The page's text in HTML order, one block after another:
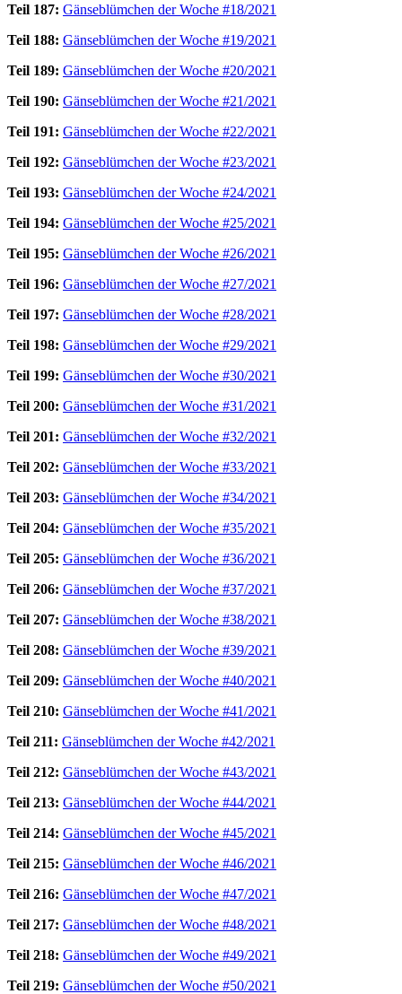
Teil 187: Gänseblümchen der Woche #18/2021
Teil 188: Gänseblümchen der Woche #19/2021
Teil 189: Gänseblümchen der Woche #20/2021
Teil 190: Gänseblümchen der Woche #21/2021
Teil 191: Gänseblümchen der Woche #22/2021
Teil 192: Gänseblümchen der Woche #23/2021
Teil 193: Gänseblümchen der Woche #24/2021
Teil 194: Gänseblümchen der Woche #25/2021
Teil 195: Gänseblümchen der Woche #26/2021
Teil 196: Gänseblümchen der Woche #27/2021
Teil 197: Gänseblümchen der Woche #28/2021
Teil 198: Gänseblümchen der Woche #29/2021
Teil 199: Gänseblümchen der Woche #30/2021
Teil 200: Gänseblümchen der Woche #31/2021
Teil 201: Gänseblümchen der Woche #32/2021
Teil 202: Gänseblümchen der Woche #33/2021
Teil 203: Gänseblümchen der Woche #34/2021
Teil 204: Gänseblümchen der Woche #35/2021
Teil 205: Gänseblümchen der Woche #36/2021
Teil 206: Gänseblümchen der Woche #37/2021
Teil 207: Gänseblümchen der Woche #38/2021
Teil 208: Gänseblümchen der Woche #39/2021
Teil 209: Gänseblümchen der Woche #40/2021
Teil 210: Gänseblümchen der Woche #41/2021
Teil 211: Gänseblümchen der Woche #42/2021
Teil 212: Gänseblümchen der Woche #43/2021
Teil 213: Gänseblümchen der Woche #44/2021
Teil 214: Gänseblümchen der Woche #45/2021
Teil 215: Gänseblümchen der Woche #46/2021
Teil 216: Gänseblümchen der Woche #47/2021
Teil 217: Gänseblümchen der Woche #48/2021
Teil 218: Gänseblümchen der Woche #49/2021
Teil 219: Gänseblümchen der Woche #50/2021